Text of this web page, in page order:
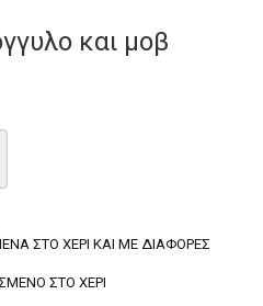
και μοβ
ΣΤΟ ΧΈΡΙ ΚΑΙ ΜΕ ΔΙΆΦΟΡΕΣ
ΣΤΟ ΧΈΡΙ